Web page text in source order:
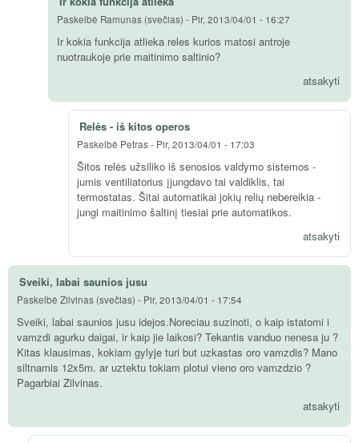
Paskelbė Ramunas (svečias) - Pir, 2013/04/01 - 16:27
Ir kokia funkcija atlieka reles kurios matosi antroje
nuotraukoje prie maitinimo saltinio?
atsakyti
Relės - iš kitos operos
Paskelbė Petras- Pir, 2013/04/01 - 17:03
Šitos relės užsiliko iš senosios valdymo sistemos -
jumis ventiliatorius įjungdavo tai valdiklis, tai
termostatas. Šitai automatikai jokių relių nebereikia -
jungi maitinimo šaltinį tiesiai prie automatikos.
atsakyti
Sveiki, labai saunios jusu
Paskelbė Zilvinas (svečias) - Pir, 2013/04/01 - 17:54
Sveiki, labai saunios jusu idejos.Noreciau suzinoti, o kaip istatomi i
vamzdi agurku daigai, ir kaip jie laikosi? Tekantis vanduo nenesa ju ?
Kitas klausimas, kokiam gylyje turi but uzkastas oro vamzdis? Mano
siltnamis 12x5m. ar uztektu tokiam plotui vieno oro vamzdzio ?
Pagarbiai Zilvinas.
atsakyti